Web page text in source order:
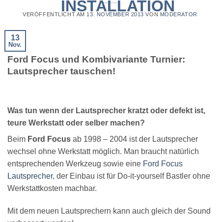
VERÖFFENTLICHT AM 13. NOVEMBER 2013 VON MODERATOR
13
Nov.
Ford Focus und Kombivariante Turnier:
Lautsprecher tauschen!
Was tun wenn der Lautsprecher kratzt oder defekt ist,
teure Werkstatt oder selber machen?
Beim Ford Focus ab 1998 – 2004 ist der Lautsprecher
wechsel ohne Werkstatt möglich. Man braucht natürlich
entsprechenden Werkzeug sowie eine Ford Focus
Lautsprecher, der Einbau ist für Do-it-yourself Bastler ohne
Werkstattkosten machbar.
Mit dem neuen Lautsprechern kann auch gleich der Sound